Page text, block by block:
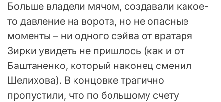
Больше владели мячом, создавали какое-
то давление на ворота, но не опасные
моменты – ни одного сэйва от вратаря
Зирки увидеть не пришлось (как и от
Баштаненко, который наконец сменил
Шелихова). В концовке трагично
пропустили, что по большому счету